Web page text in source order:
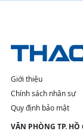
Giới thiệu
Chính sách nhân sự
Quy định bảo mật
VĂN PHÒNG TP.